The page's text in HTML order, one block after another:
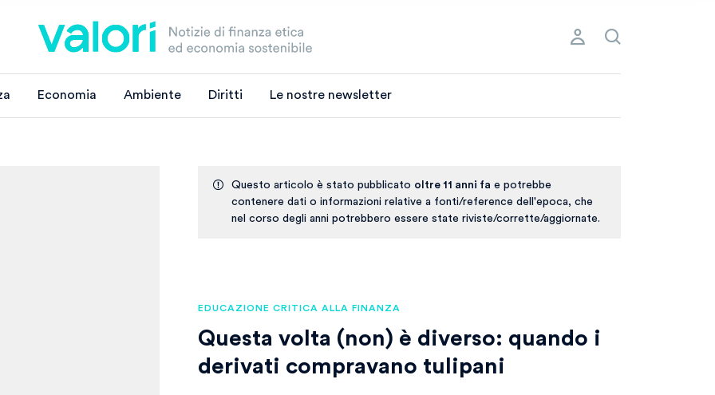
Economia Ambiente Diritti Le nostre newsletter
Questo articolo è stato pubblicato oltre 11 anni fa e potrebbe
contenere dati o informazioni relative a fonti/reference dell'epoca, che
nel corso degli anni potrebbero essere state riviste/corrette/aggiornate.
EDUCAZIONE CRITICA ALLA FINANZA
Questa volta (non) è diverso: quando i
derivati compravano tulipani